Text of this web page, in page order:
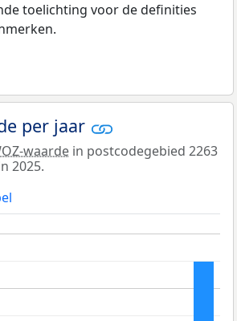
toelichting voor de definities
per jaar
waarde in postcodegebied 2263
2025.